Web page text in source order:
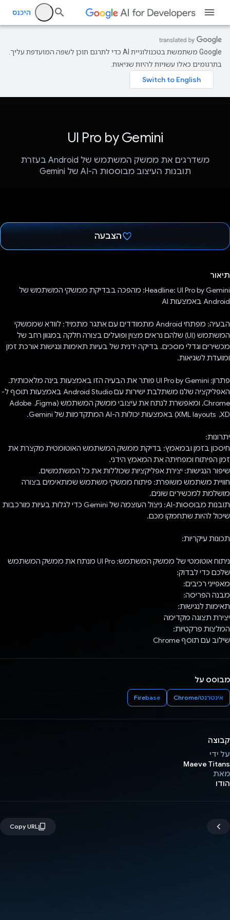
היכנס
‫Google משתמשת בטכנולוגיית AI כדי לתרגם תוכן לשפה המועדפת עליך.
בתרגומים כאלו עשויות להיות שגיאות.
UI Pro by Gemini
משדרגים את ממשק המשתמש של Android בעזרת
תובנות העיצוב מבוססות ה-AI של Gemini
הצבעה
תיאור
Headline: UI Pro by Gemini: מהפכה בבדיקת ממשקי המשתמש של
Android באמצעות AI
הבעיה: מפתחי Android מתמודדים עם אתגר מתמיד: לוודא שממשקי
המשתמש (UI) שלהם נראים מצוין ופועלים בצורה חלקה במגוון רחב של
מכשירים וגדלי מסכים. בדיקה ידנית של בעיות תאימות ונגישות אורכת זמן
ומועדת לשגיאות.
פתרון: UI Pro by Gemini פותר את הבעיה הזו באמצעות בינה מלאכותית.
האפליקציה שלנו משתלבת ישירות עם Android Studio באמצעות תוסף ל-
Chrome, ומאפשרת לנתח את עיצובי ממשק המשתמש (Figma, ‏ Adobe
XD, ‏ XML layouts) באמצעות יכולות ה-AI המתקדמות של Gemini.
יתרונות:
חיסכון בזמן ובמאמץ: בדיקת ממשק המשתמש האוטומטית מקצרת את
זמן הפיתוח ומפחיתה את המאמץ הידני.
שיפור הנגישות: יצירת אפליקציות שכוללות את כל המשתמשים.
חוויית משתמש משופרת: פיתוח ממשקי משתמש שמתאימים בצורה
מושלמת למכשירים שונים.
תובנות מבוססות-AI: ניצול העוצמה של Gemini כדי לגלות בעיות מורכבות
שיכול להיות שתחמקו מכם.
תכונות עיקריות:
ניתוח אוטומטי של ממשק המשתמש: UI Pro מנתח את ממשק המשתמש
שלכם כדי לבדוק:
מאפייני רכיבים:
מבנה הפריסה:
תאימות לנגישות:
יצירת תצוגה מקדימה
המלצות פרקטיות:
שילוב עם תוסף Chrome
מבוסס על
אינטרנט/Chrome Firebase
קבוצה
על ידי
Maeve Titans
מאת
הודו